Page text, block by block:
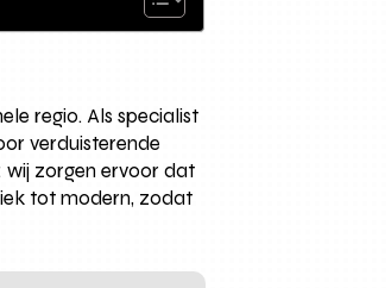
regio. Als specialist
verduisterende
wij zorgen ervoor dat
tot modern, zodat